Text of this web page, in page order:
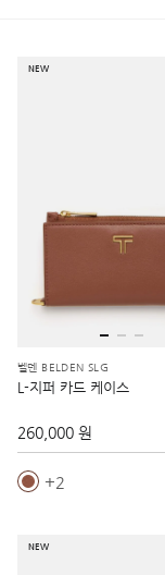
NEW
벨덴 BELDEN SLG
L-지퍼 카드 케이스
260,000 원
2
NEW